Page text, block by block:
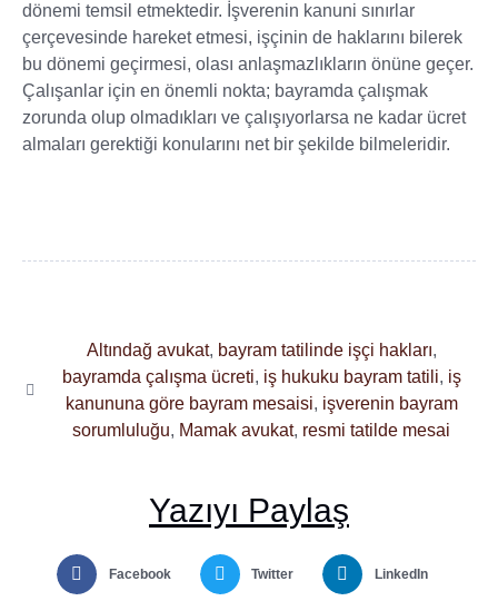
dönemi temsil etmektedir. İşverenin kanuni sınırlar
çerçevesinde hareket etmesi, işçinin de haklarını bilerek
bu dönemi geçirmesi, olası anlaşmazlıkların önüne geçer.
Çalışanlar için en önemli nokta; bayramda çalışmak
zorunda olup olmadıkları ve çalışıyorlarsa ne kadar ücret
almaları gerektiği konularını net bir şekilde bilmeleridir.
Altındağ avukat, bayram tatilinde işçi hakları,
bayramda çalışma ücreti, iş hukuku bayram tatili, iş
kanununa göre bayram mesaisi, işverenin bayram
sorumluluğu, Mamak avukat, resmi tatilde mesai
Yazıyı Paylaş
Facebook Twitter LinkedIn